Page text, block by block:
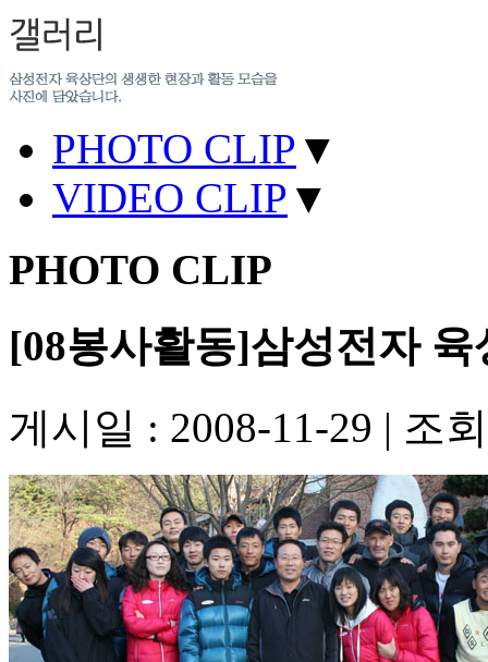
PHOTO CLIP ▼
VIDEO CLIP ▼
PHOTO CLIP
[08봉사활동]삼성전자
게시일 : 2008-11-29 | 조